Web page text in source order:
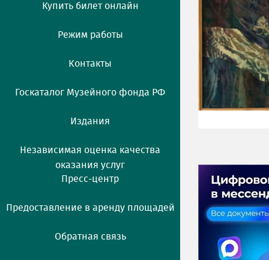
Купить билет онлайн
Режим работы
Контакты
Госкаталог Музейного фонда РФ
Издания
Независимая оценка качества
оказания услуг
Пресс-центр
Предоставление в аренду площадей
Обратная связь